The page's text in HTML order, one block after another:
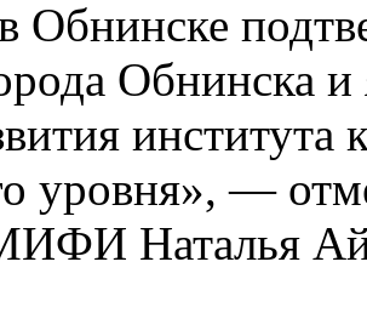
Обнинске
Обнинска
института
уровня», —
Наталья